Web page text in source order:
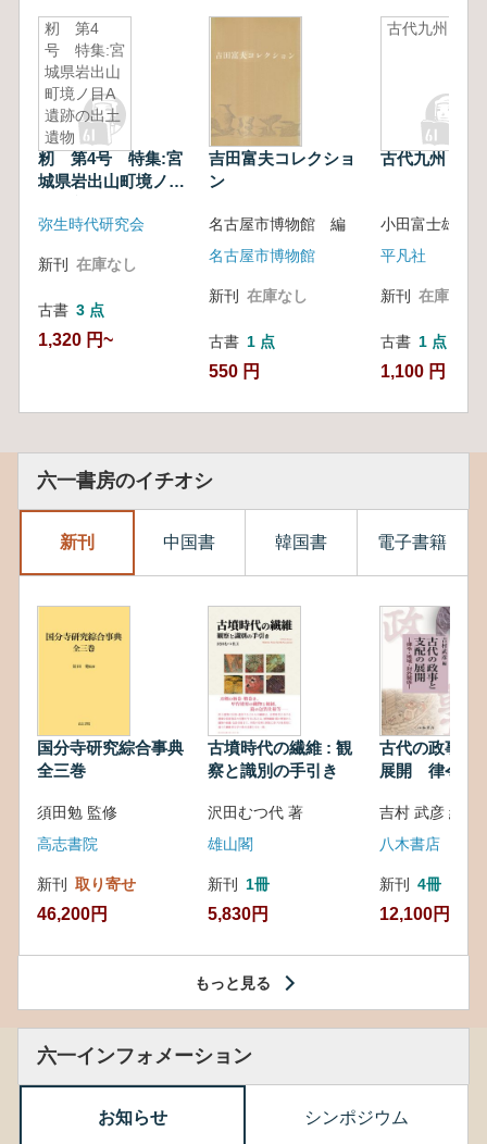
籾 第4
号 特集:宮
城県岩出山
町境ノ目A
遺跡の出土
遺物
籾 第4号 特集:宮
城県岩出山町境ノ目
弥生時代研究会
新刊 在庫なし
古書 3 点
1,320 円~
吉田富夫コレクショ
ン
名古屋市博物館 編
名古屋市博物館
新刊 在庫なし
古書 1 点
550 円
古代九州
古代九州
小田富士雄監修
平凡社
新刊 在庫なし
古書 1 点
1,100 円
六一書房のイチオシ
新刊 中国書 韓国書 電子書籍
国分寺研究綜合事典
全三巻
須田勉 監修
高志書院
新刊 取り寄せ
46,200円
古墳時代の繊維 : 観
察と識別の手引き
沢田むつ代 著
雄山閣
新刊 1冊
5,830円
古代の政事と
展開 律令・
吉村 武彦 編集
八木書店
新刊 4冊
12,100円
もっと見る
六一インフォメーション
お知らせ シンポジウム